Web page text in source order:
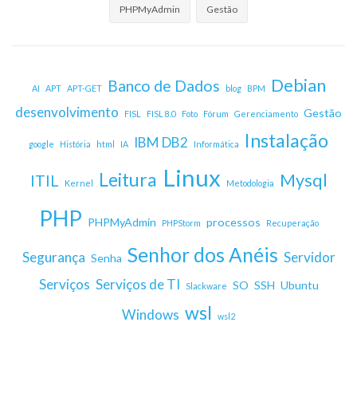
PHPMyAdmin Gestão
AI APT APT-GET Banco de Dados blog BPM Debian
desenvolvimento FISL FISL 8.0 Foto Fórum Gerenciamento Gestão
google História html IA IBM DB2 Informática Instalação
ITIL Kernel Leitura Linux Metodologia Mysql
PHP PHPMyAdmin PHPStorm processos Recuperação
Segurança Senha Senhor dos Anéis Servidor
Serviços Serviços de TI Slackware SO SSH Ubuntu
Windows wsl wsl2